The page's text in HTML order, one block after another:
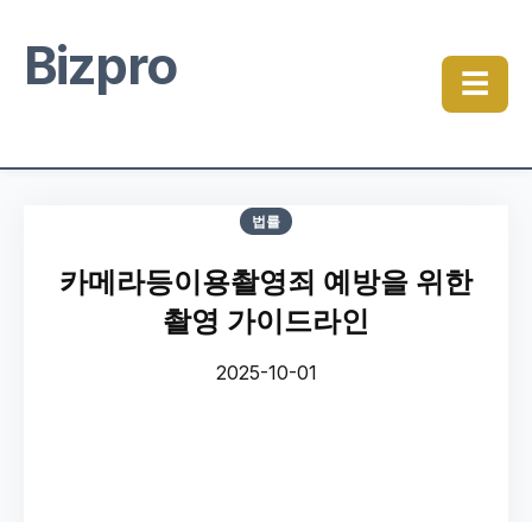
Bizpro ☰
법률
카메라등이용촬영죄 예방을 위한
촬영 가이드라인
2025-10-01